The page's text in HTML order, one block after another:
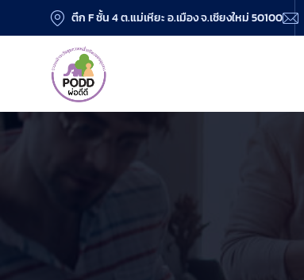
ตึก F ชั้น 4 ต.แม่เหียะ อ.เมือง จ.เชียงใหม่ 50100